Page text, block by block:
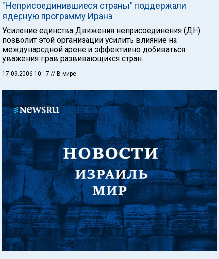
"Неприсоединившиеся страны" поддержали
ядерную программу Ирана
Усиление единства Движения неприсоединения (ДН)
позволит этой организации усилить влияние на
международной арене и эффективно добиваться
уважения прав развивающихся стран.
17.09.2006 10:17 // В мире